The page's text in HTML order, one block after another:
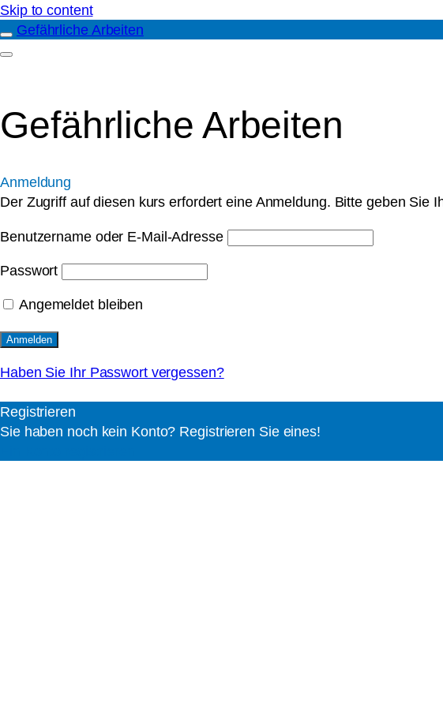
Skip to content
Gefährliche Arbeiten
Gefährliche Arbeiten
Anmeldung
Der Zugriff auf diesen kurs erfordert eine Anmeldung. Bitte geben Sie
Benutzername oder E-Mail-Adresse
Passwort
Angemeldet bleiben
Haben Sie Ihr Passwort vergessen?
Registrieren
Sie haben noch kein Konto? Registrieren Sie eines!